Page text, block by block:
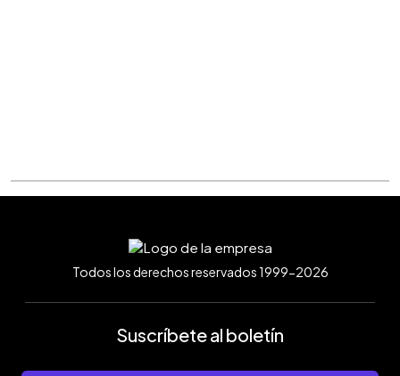
Todos los derechos reservados 1999-2026
Suscríbete al boletín